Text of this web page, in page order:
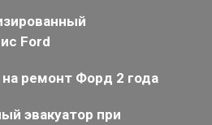
Ford
на ремонт Форд 2 года
эвакуатор при